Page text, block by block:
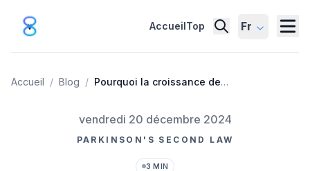
AccueilTop Fr
Accueil / Blog / Pourquoi la croissance des
dépenses : Un examen
détaillé de la deuxième loi
sur les finances
Publié le
vendredi 20 décembre 2024
PARKINSON'S SECOND LAW
3 MIN